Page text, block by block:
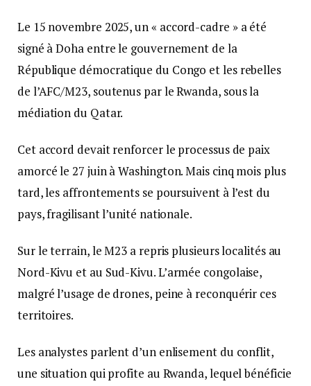
Le 15 novembre 2025, un « accord-cadre » a été
signé à Doha entre le gouvernement de la
République démocratique du Congo et les rebelles
de l’AFC/M23, soutenus par le Rwanda, sous la
médiation du Qatar.
Cet accord devait renforcer le processus de paix
amorcé le 27 juin à Washington. Mais cinq mois plus
tard, les affrontements se poursuivent à l’est du
pays, fragilisant l’unité nationale.
Sur le terrain, le M23 a repris plusieurs localités au
Nord-Kivu et au Sud-Kivu. L’armée congolaise,
malgré l’usage de drones, peine à reconquérir ces
territoires.
Les analystes parlent d’un enlisement du conflit,
une situation qui profite au Rwanda, lequel bénéficie